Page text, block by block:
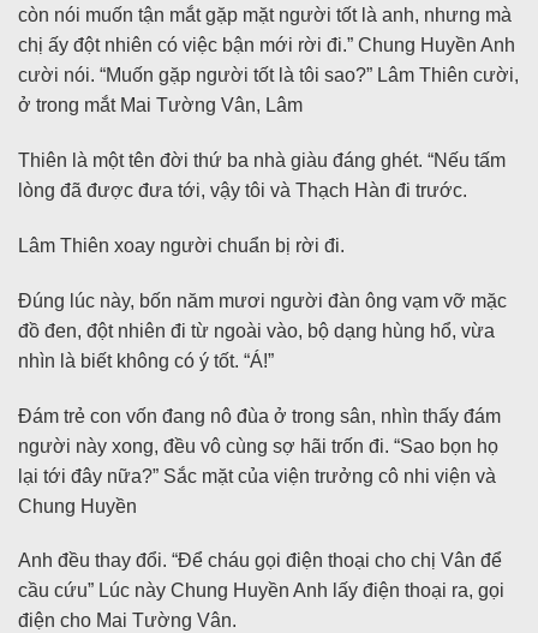
còn nói muốn tận mắt gặp mặt người tốt là anh, nhưng mà
chị ấy đột nhiên có việc bận mới rời đi.” Chung Huyền Anh
cười nói. “Muốn gặp người tốt là tôi sao?” Lâm Thiên cười,
ở trong mắt Mai Tường Vân, Lâm
Thiên là một tên đời thứ ba nhà giàu đáng ghét. “Nếu tấm
lòng đã được đưa tới, vậy tôi và Thạch Hàn đi trước.
Lâm Thiên xoay người chuẩn bị rời đi.
Đúng lúc này, bốn năm mươi người đàn ông vạm vỡ mặc
đồ đen, đột nhiên đi từ ngoài vào, bộ dạng hùng hổ, vừa
nhìn là biết không có ý tốt. “Á!”
Đám trẻ con vốn đang nô đùa ở trong sân, nhìn thấy đám
người này xong, đều vô cùng sợ hãi trốn đi. “Sao bọn họ
lại tới đây nữa?” Sắc mặt của viện trưởng cô nhi viện và
Chung Huyền
Anh đều thay đổi. “Để cháu gọi điện thoại cho chị Vân để
cầu cứu” Lúc này Chung Huyền Anh lấy điện thoại ra, gọi
điện cho Mai Tường Vân.